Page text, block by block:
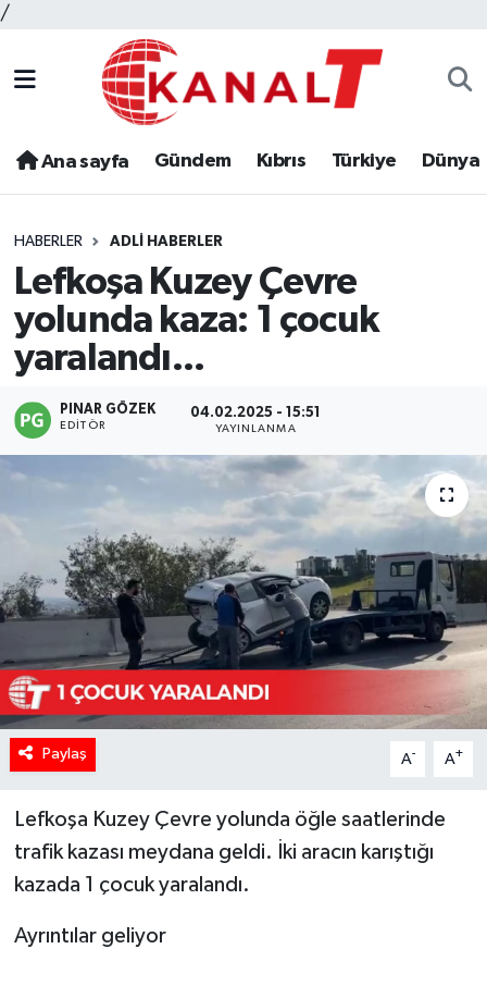
/
Ana sayfa Gündem Kıbrıs Türkiye Dünya
HABERLER ADLI HABERLER
Lefkoşa Kuzey Çevre
yolunda kaza: 1 çocuk
yaralandı...
PINAR GÖZEK
EDITÖR
04.02.2025 - 15:51
YAYINLANMA
Paylaş A- A+
Lefkoşa Kuzey Çevre yolunda öğle saatlerinde
trafik kazası meydana geldi. İki aracın karıştığı
kazada 1 çocuk yaralandı.
Ayrıntılar geliyor